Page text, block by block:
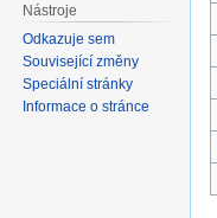
Nástroje
Odkazuje sem
Související změny
Speciální stránky
Informace o stránce